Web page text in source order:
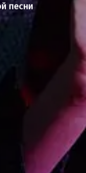
песни